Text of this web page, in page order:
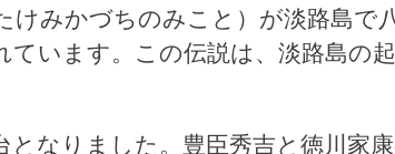
けみかづちのみこと）が淡路島で
います。この伝説は、淡路島の
なりました。豊臣秀吉と徳川家